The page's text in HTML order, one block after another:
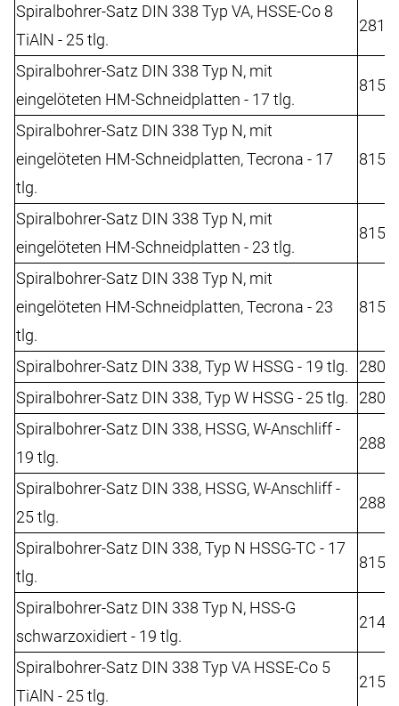
Spiralbohrer-Satz DIN 338 Typ VA, HSSE-Co 8
TiAlN - 25 tlg.
Spiralbohrer-Satz DIN 338 Typ N, mit
eingelöteten HM-Schneidplatten - 17 tlg.
Spiralbohrer-Satz DIN 338 Typ N, mit
eingelöteten HM-Schneidplatten, Tecrona - 17
tlg.
Spiralbohrer-Satz DIN 338 Typ N, mit
eingelöteten HM-Schneidplatten - 23 tlg.
Spiralbohrer-Satz DIN 338 Typ N, mit
eingelöteten HM-Schneidplatten, Tecrona - 23
tlg.
Spiralbohrer-Satz DIN 338, Typ W HSSG - 19 tlg.
Spiralbohrer-Satz DIN 338, Typ W HSSG - 25 tlg.
Spiralbohrer-Satz DIN 338, HSSG, W-Anschliff -
19 tlg.
Spiralbohrer-Satz DIN 338, HSSG, W-Anschliff -
25 tlg.
Spiralbohrer-Satz DIN 338, Typ N HSSG-TC - 17
tlg.
Spiralbohrer-Satz DIN 338 Typ N, HSS-G
schwarzoxidiert - 19 tlg.
Spiralbohrer-Satz DIN 338 Typ VA HSSE-Co 5
TiAlN - 25 tlg.